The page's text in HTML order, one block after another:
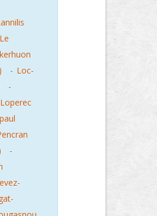
Le
- Loc-
-
Loperec
-